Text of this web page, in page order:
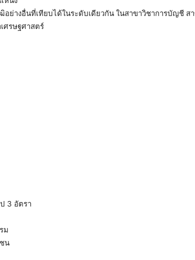
างอื่นที่เทียบได้ในระดับเดียวกัน ในสาขาวิชาการบัญชี ส
ศรษฐศาสตร์
3 อัตรา
ม
น